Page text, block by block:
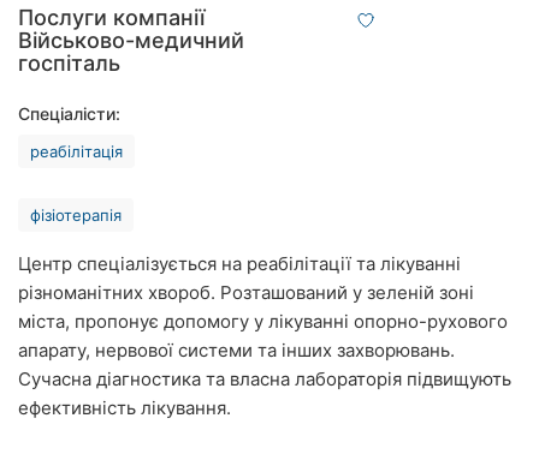
Хмельницький
Одеса
Кропивницький
Київ
Запоріжжя
Дніпро
Послуги компанії
Військово-медичний
госпіталь
Спеціалісти:
реабілітація
фізіотерапія
Центр спеціалізується на реабілітації та лікуванні
різноманітних хвороб. Розташований у зеленій зоні
міста, пропонує допомогу у лікуванні опорно-рухового
апарату, нервової системи та інших захворювань.
Сучасна діагностика та власна лабораторія підвищують
ефективність лікування.